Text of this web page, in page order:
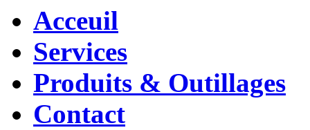
Acceuil
Services
Produits & Outillages
Contact